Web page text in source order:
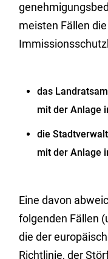
meisten Fällen
das
mit der Anlage
die
mit der Anlage
Eine davon
folgenden Fällen
die der
Richtlinie, der